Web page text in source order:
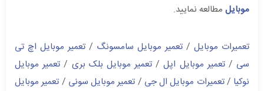
موبایل مطالعه نمایید.
تعمیرات موبایل / تعمیر موبایل سامسونگ / تعمیر موبایل اچ تی
سی /تعمیر موبایل اپل/ تعمیر موبایل بلک بری / تعمیر موبایل
نوکیا /تعمیرات موبایل ال جی / تعمیر موبایل سونی / تعمیر موبایل